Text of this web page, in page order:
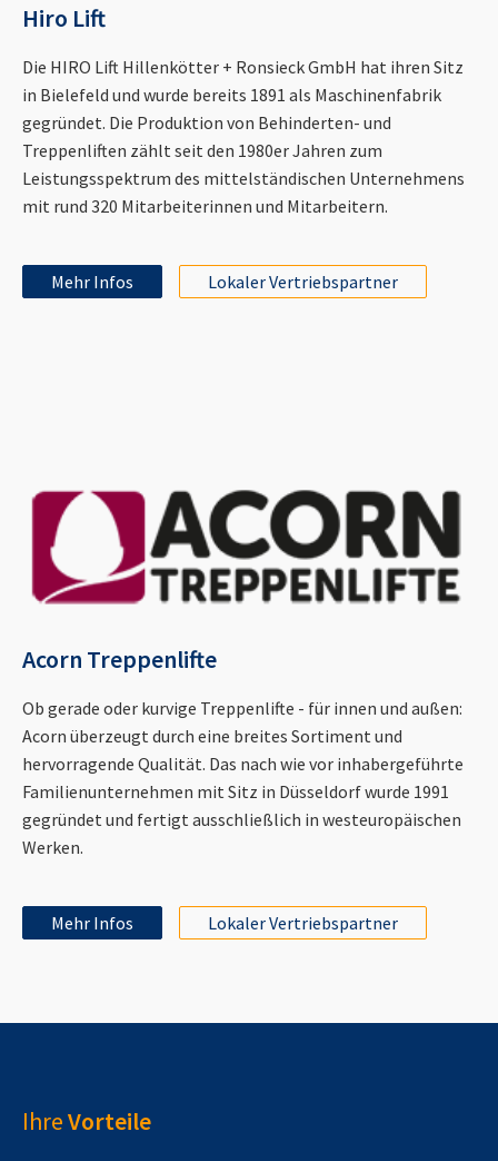
Hiro Lift
Die HIRO Lift Hillenkötter + Ronsieck GmbH hat ihren Sitz
in Bielefeld und wurde bereits 1891 als Maschinenfabrik
gegründet. Die Produktion von Behinderten- und
Treppenliften zählt seit den 1980er Jahren zum
Leistungsspektrum des mittelständischen Unternehmens
mit rund 320 Mitarbeiterinnen und Mitarbeitern.
Mehr Infos Lokaler Vertriebspartner
Acorn Treppenlifte
Ob gerade oder kurvige Treppenlifte - für innen und außen:
Acorn überzeugt durch eine breites Sortiment und
hervorragende Qualität. Das nach wie vor inhabergeführte
Familienunternehmen mit Sitz in Düsseldorf wurde 1991
gegründet und fertigt ausschließlich in westeuropäischen
Werken.
Mehr Infos Lokaler Vertriebspartner
IhreVorteile